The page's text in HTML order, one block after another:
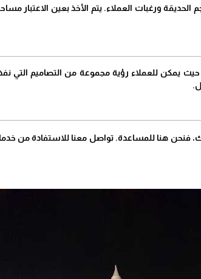
ورغبات العملاء. يتم الأخذ بعين الاعتبار
يمكن للعملاء رؤية مجموعة من التصاميم التي
فنحن هنا للمساعدة. تواصل معنا للاستفادة من